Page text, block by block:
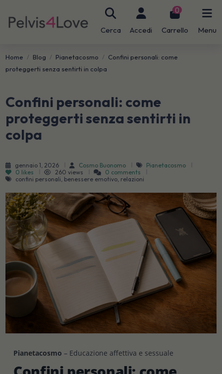
Cerca Accedi
0
Carrello Menu
Home Blog Pianetacosmo
Confini personali: come
proteggerti senza sentirti in colpa
Confini personali: come
proteggerti senza sentirti in
colpa
gennaio 1, 2026 Cosmo Buonomo
Pianetacosmo
0 likes 260 views
0 comments
confini personali, benessere emotivo, relazioni
Pianetacosmo – Educazione affettiva e sessuale